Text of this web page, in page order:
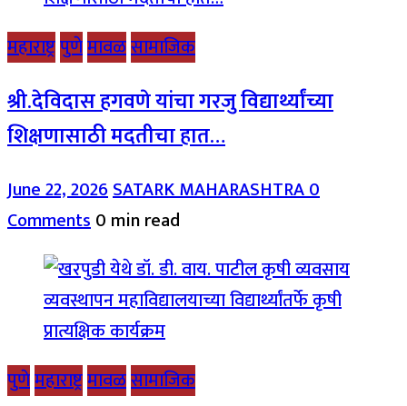
महाराष्ट्रपुणेमावळसामाजिक
श्री.देविदास हगवणे यांचा गरजु विद्यार्थ्यांच्या
शिक्षणासाठी मदतीचा हात…
June 22, 2026SATARK MAHARASHTRA0
Comments0 min read
पुणेमहाराष्ट्रमावळसामाजिक